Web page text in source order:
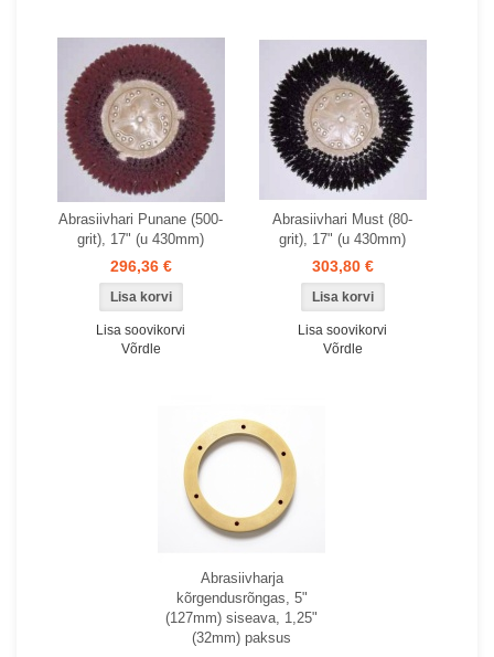
Abrasiivhari Punane (500-
grit), 17" (u 430mm)
296,36 €
Lisa soovikorvi
Võrdle
Abrasiivhari Must (80-
grit), 17" (u 430mm)
303,80 €
Lisa soovikorvi
Võrdle
Abrasiivharja
kõrgendusrõngas, 5"
(127mm) siseava, 1,25"
(32mm) paksus